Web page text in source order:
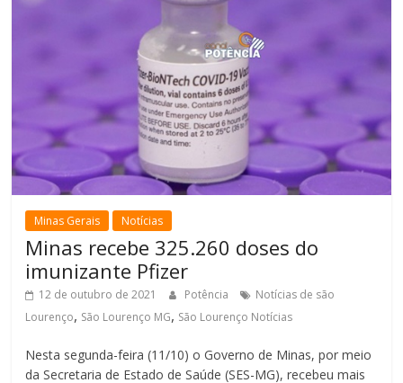
Minas Gerais Notícias
Minas recebe 325.260 doses do
imunizante Pfizer
12 de outubro de 2021 Potência
Notícias de são
Lourenço, São Lourenço MG, São Lourenço Notícias
Nesta segunda-feira (11/10) o Governo de Minas, por meio
da Secretaria de Estado de Saúde (SES-MG), recebeu mais